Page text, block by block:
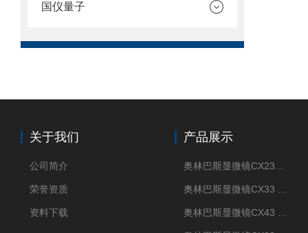
国仪量子
关于我们
公司简介
荣誉资质
资料下载
产品展示